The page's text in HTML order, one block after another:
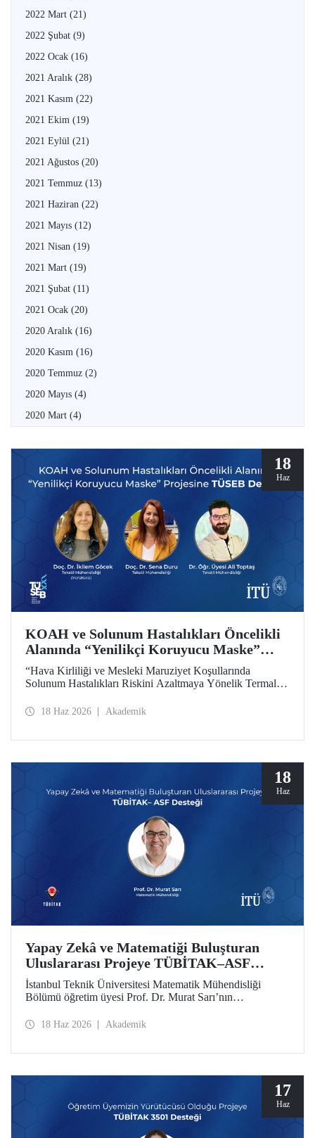
2022 Mart (21)
2022 Şubat (9)
2022 Ocak (16)
2021 Aralık (28)
2021 Kasım (22)
2021 Ekim (19)
2021 Eylül (21)
2021 Ağustos (20)
2021 Temmuz (13)
2021 Haziran (22)
2021 Mayıs (12)
2021 Nisan (19)
2021 Mart (19)
2021 Şubat (11)
2021 Ocak (20)
2020 Aralık (16)
2020 Kasım (16)
2020 Temmuz (2)
2020 Mayıs (4)
2020 Mart (4)
18
Haz
KOAH ve Solunum Hastalıkları Öncelikli
Alanında “Yenilikçi Koruyucu Maske”
Projesine TÜSEB Desteği
“Hava Kirliliği ve Mesleki Maruziyet Koşullarında
Solunum Hastalıkları Riskini Azaltmaya Yönelik Termal
Sisteminin Geliştirilmesi” başlıklı proje, Türkiye Sağlık
18 Haz 2026 Akademik
18
Haz
Yapay Zekâ ve Matematiği Buluşturan
Uluslararası Projeye TÜBİTAK–ASF
Desteği
İstanbul Teknik Üniversitesi Matematik Mühendisliği
Bölümü öğretim üyesi Prof. Dr. Murat Sarı’nın
matematiksel yöntemleri birleştiren uluslararası araştırma
18 Haz 2026 Akademik
17
Haz